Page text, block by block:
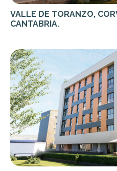
VALLE DE TORANZO,
CANTABRIA.